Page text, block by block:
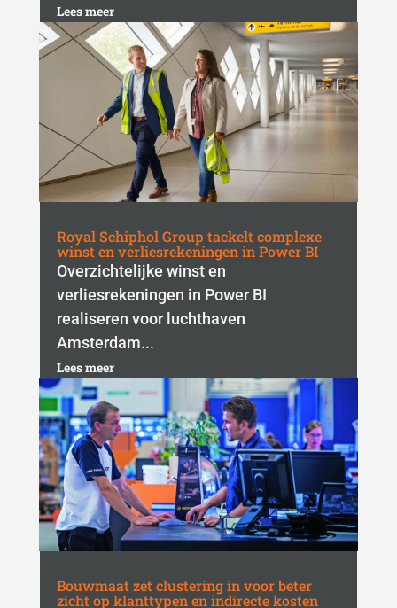
Lees meer
Royal Schiphol Group tackelt complexe
winst en verliesrekeningen in Power BI
Overzichtelijke winst en
verliesrekeningen in Power BI
realiseren voor luchthaven
Amsterdam...
Lees meer
Bouwmaat zet clustering in voor beter
zicht op klanttypen en indirecte kosten